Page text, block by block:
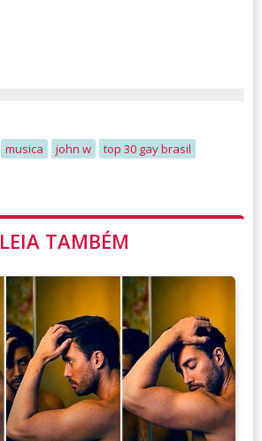
musica john w top 30 gay brasil
LEIA TAMBÉM